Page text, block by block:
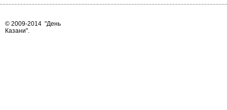
© 2009-2014 "День
Казани".